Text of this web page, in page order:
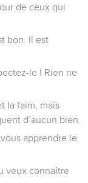
de ceux qui
bon. Il est
le ! Rien ne
la faim, mais
d’aucun bien.
apprendre le
veux connaître